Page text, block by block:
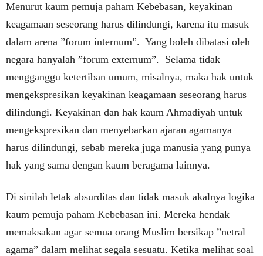
Menurut kaum pemuja paham Kebebasan, keyakinan
keagamaan seseorang harus dilindungi, karena itu masuk
dalam arena ”forum internum”. Yang boleh dibatasi oleh
negara hanyalah ”forum externum”. Selama tidak
mengganggu ketertiban umum, misalnya, maka hak untuk
mengekspresikan keyakinan keagamaan seseorang harus
dilindungi. Keyakinan dan hak kaum Ahmadiyah untuk
mengekspresikan dan menyebarkan ajaran agamanya
harus dilindungi, sebab mereka juga manusia yang punya
hak yang sama dengan kaum beragama lainnya.
Di sinilah letak absurditas dan tidak masuk akalnya logika
kaum pemuja paham Kebebasan ini. Mereka hendak
memaksakan agar semua orang Muslim bersikap ”netral
agama” dalam melihat segala sesuatu. Ketika melihat soal